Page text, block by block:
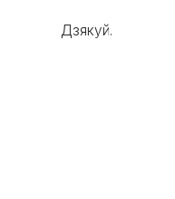
Дзякуй.